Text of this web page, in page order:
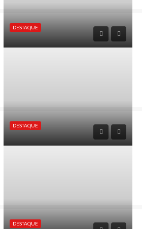
DESTAQUE
DESTAQUE
DESTAQUE